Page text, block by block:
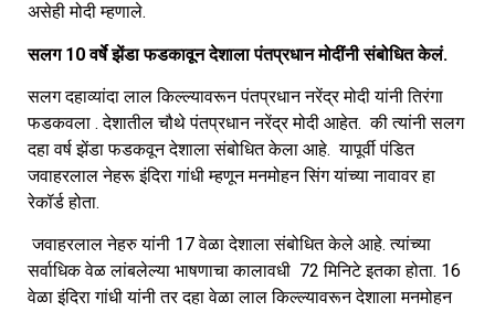
असेही मोदी म्हणाले.
सलग 10 वर्षे झेंडा फडकावून देशाला पंतप्रधान मोदींनी संबोधित केलं.
सलग दहाव्यांदा लाल किल्ल्यावरून पंतप्रधान नरेंद्र मोदी यांनी तिरंगा
फडकवला . देशातील चौथे पंतप्रधान नरेंद्र मोदी आहेत. की त्यांनी सलग
दहा वर्ष झेंडा फडकवून देशाला संबोधित केला आहे. यापूर्वी पंडित
जवाहरलाल नेहरू इंदिरा गांधी म्हणून मनमोहन सिंग यांच्या नावावर हा
रेकॉर्ड होता.
जवाहरलाल नेहरु यांनी 17 वेळा देशाला संबोधित केले आहे. त्यांच्या
सर्वाधिक वेळ लांबलेल्या भाषणाचा कालावधी 72 मिनिटे इतका होता. 16
वेळा इंदिरा गांधी यांनी तर दहा वेळा लाल किल्ल्यावरून देशाला मनमोहन